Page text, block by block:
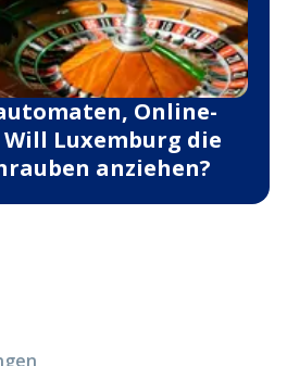
Online-
Will Luxemburg die
anziehen?